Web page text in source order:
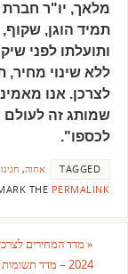
מלאך, יו"ר
תמיד הוגן,
ותועלתו לפני
ללא שינוי
לצרכן. אנו
שמותג זה לעולם
לכספו".
TAGGED אחוה, חגיגות
THE PERMALINK
«מדד המחירים
2024 – מדד תשומות הבניה והדיור